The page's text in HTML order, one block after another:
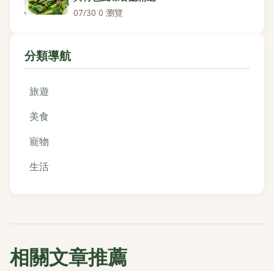
07/30·0 瀏覽
分類導航
旅遊
美食
寵物
生活
相關文章推薦